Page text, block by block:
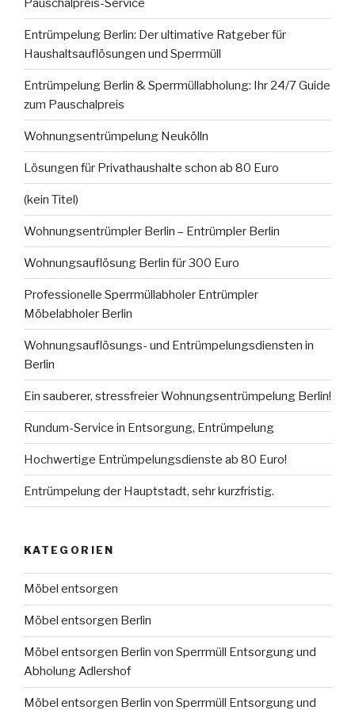
Pauschalpreis-Service
Entrümpelung Berlin: Der ultimative Ratgeber für
Haushaltsauflösungen und Sperrmüll
Entrümpelung Berlin & Sperrmüllabholung: Ihr 24/7 Guide
zum Pauschalpreis
Wohnungsentrümpelung Neukölln
Lösungen für Privathaushalte schon ab 80 Euro
(kein Titel)
Wohnungsentrümpler Berlin – Entrümpler Berlin
Wohnungsauflösung Berlin für 300 Euro
Professionelle Sperrmüllabholer Entrümpler
Möbelabholer Berlin
Wohnungsauflösungs- und Entrümpelungsdiensten in
Berlin
Ein sauberer, stressfreier Wohnungsentrümpelung Berlin!
Rundum-Service in Entsorgung, Entrümpelung
Hochwertige Entrümpelungsdienste ab 80 Euro!
Entrümpelung der Hauptstadt, sehr kurzfristig.
KATEGORIEN
Möbel entsorgen
Möbel entsorgen Berlin
Möbel entsorgen Berlin von Sperrmüll Entsorgung und
Abholung Adlershof
Möbel entsorgen Berlin von Sperrmüll Entsorgung und